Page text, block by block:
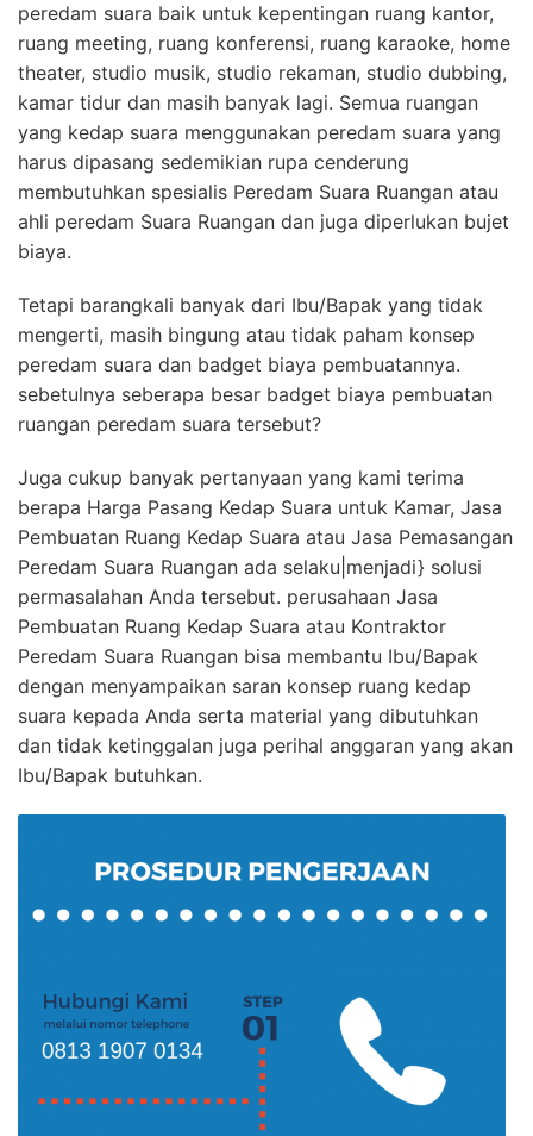
peredam suara baik untuk kepentingan ruang kantor,
ruang meeting, ruang konferensi, ruang karaoke, home
theater, studio musik, studio rekaman, studio dubbing,
kamar tidur dan masih banyak lagi. Semua ruangan
yang kedap suara menggunakan peredam suara yang
harus dipasang sedemikian rupa cenderung
membutuhkan spesialis Peredam Suara Ruangan atau
ahli peredam Suara Ruangan dan juga diperlukan bujet
biaya.
Tetapi barangkali banyak dari Ibu/Bapak yang tidak
mengerti, masih bingung atau tidak paham konsep
peredam suara dan badget biaya pembuatannya.
sebetulnya seberapa besar badget biaya pembuatan
ruangan peredam suara tersebut?
Juga cukup banyak pertanyaan yang kami terima
berapa Harga Pasang Kedap Suara untuk Kamar, Jasa
Pembuatan Ruang Kedap Suara atau Jasa Pemasangan
Peredam Suara Ruangan ada selaku|menjadi} solusi
permasalahan Anda tersebut. perusahaan Jasa
Pembuatan Ruang Kedap Suara atau Kontraktor
Peredam Suara Ruangan bisa membantu Ibu/Bapak
dengan menyampaikan saran konsep ruang kedap
suara kepada Anda serta material yang dibutuhkan
dan tidak ketinggalan juga perihal anggaran yang akan
Ibu/Bapak butuhkan.